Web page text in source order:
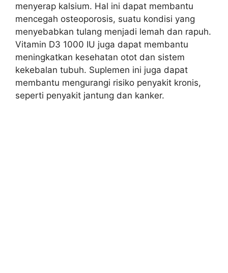
menyerap kalsium. Hal ini dapat membantu
mencegah osteoporosis, suatu kondisi yang
menyebabkan tulang menjadi lemah dan rapuh.
Vitamin D3 1000 IU juga dapat membantu
meningkatkan kesehatan otot dan sistem
kekebalan tubuh. Suplemen ini juga dapat
membantu mengurangi risiko penyakit kronis,
seperti penyakit jantung dan kanker.